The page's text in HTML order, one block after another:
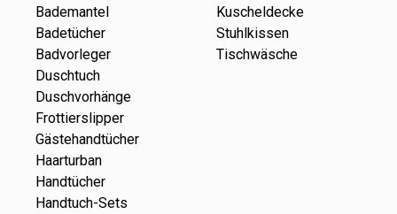
Bademantel
Badetücher
Badvorleger
Duschtuch
Duschvorhänge
Frottierslipper
Gästehandtücher
Haarturban
Handtücher
Handtuch-Sets
Kuscheldecke
Stuhlkissen
Tischwäsche